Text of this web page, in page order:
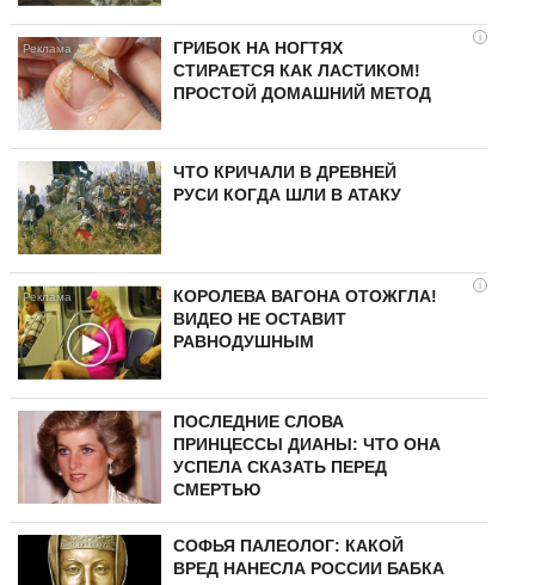
i
ГРИБОК НА НОГТЯХ
СТИРАЕТСЯ КАК ЛАСТИКОМ!
ПРОСТОЙ ДОМАШНИЙ МЕТОД
ЧТО КРИЧАЛИ В ДРЕВНЕЙ
РУСИ КОГДА ШЛИ В АТАКУ
i
КОРОЛЕВА ВАГОНА ОТОЖГЛА!
ВИДЕО НЕ ОСТАВИТ
РАВНОДУШНЫМ
ПОСЛЕДНИЕ СЛОВА
ПРИНЦЕССЫ ДИАНЫ: ЧТО ОНА
УСПЕЛА СКАЗАТЬ ПЕРЕД
СМЕРТЬЮ
СОФЬЯ ПАЛЕОЛОГ: КАКОЙ
ВРЕД НАНЕСЛА РОССИИ БАБКА